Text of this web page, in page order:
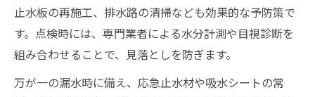
止水板の再施工、排水路の清掃なども効果的な予防策で
す。点検時には、専門業者による水分計測や目視診断を
組み合わせることで、見落としを防ぎます。
万が一の漏水時に備え、応急止水材や吸水シートの常